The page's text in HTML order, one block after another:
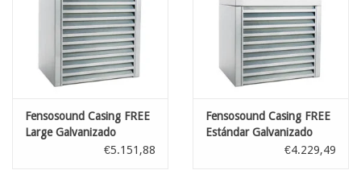
Fensosound Casing FREE
Large Galvanizado
€5.151,88
Fensosound Casing FREE
Estándar Galvanizado
€4.229,49